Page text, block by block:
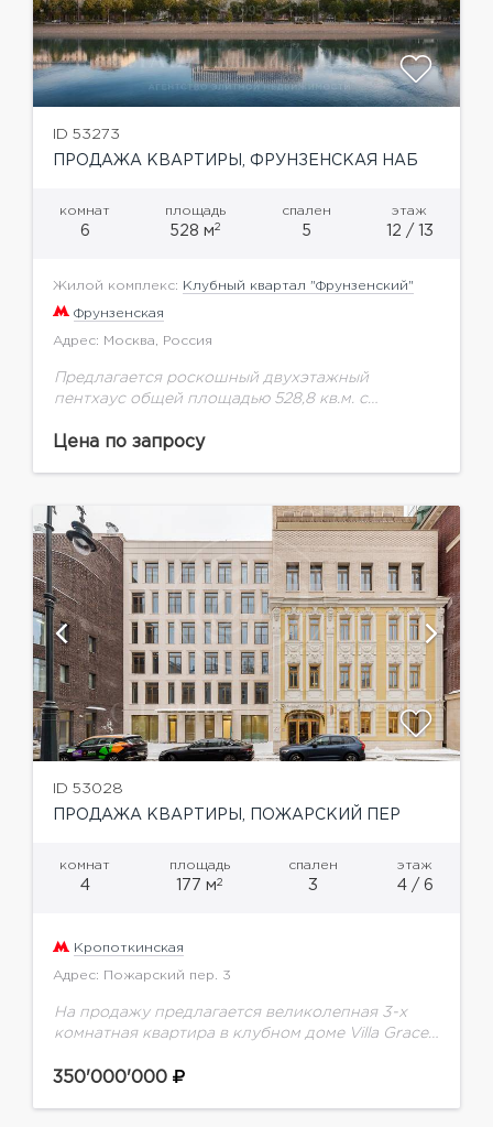
ID 53273
ПРОДАЖА КВАРТИРЫ, ФРУНЗЕНСКАЯ НАБ
комнат
6
площадь
528 м2
спален
5
этаж
12 / 13
Жилой комплекс: Клубный квартал "Фрунзенский"
Фрунзенская
Адрес: Москва, Россия
Предлагается роскошный двухэтажный
пентхаус общей площадью 528,8 кв.м. с
гостиной, собственным бассейном. А с террасы
Цена по запросу
ID 53028
ПРОДАЖА КВАРТИРЫ, ПОЖАРСКИЙ ПЕР
комнат
4
площадь
177 м2
спален
3
этаж
4 / 6
Кропоткинская
Адрес: Пожарский пер. 3
На продажу предлагается великолепная 3-х
комнатная квартира в клубном доме Villa Grace,
Остоженки. Квартира предлагается с
350'000'000